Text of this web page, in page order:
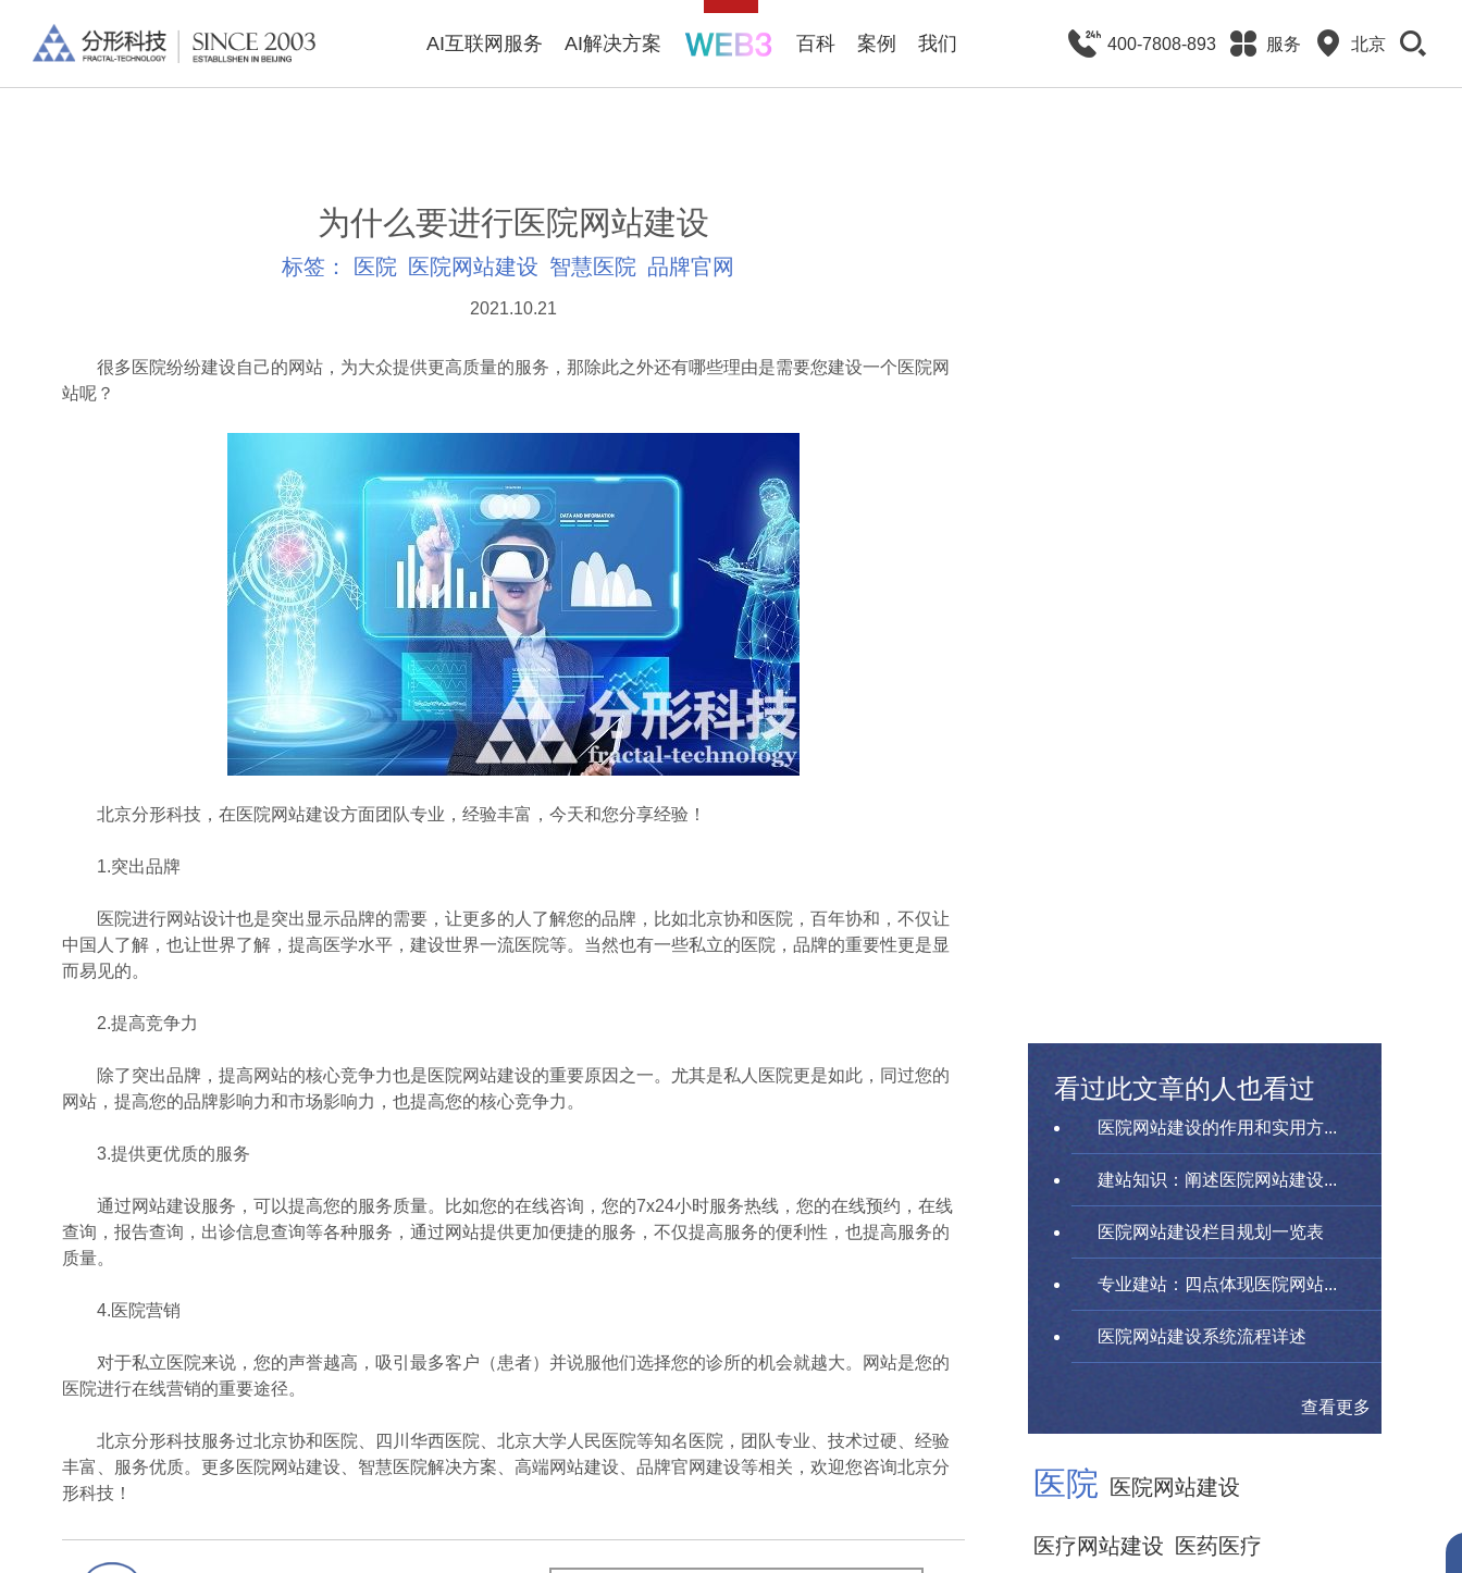
AI互联网服务 AI解决方案 百科 案例 我们 400-7808-893 服务 北京
为什么要进行医院网站建设
标签： 医院 医院网站建设 智慧医院 品牌官网
2021.10.21
很多医院纷纷建设自己的网站，为大众提供更高质量的服务，那除此之外还有哪些理由是需要您建设一个医院网
站呢？
北京分形科技，在医院网站建设方面团队专业，经验丰富，今天和您分享经验！
1.突出品牌
医院进行网站设计也是突出显示品牌的需要，让更多的人了解您的品牌，比如北京协和医院，百年协和，不仅让
中国人了解，也让世界了解，提高医学水平，建设世界一流医院等。当然也有一些私立的医院，品牌的重要性更是显
而易见的。
2.提高竞争力
除了突出品牌，提高网站的核心竞争力也是医院网站建设的重要原因之一。尤其是私人医院更是如此，同过您的
网站，提高您的品牌影响力和市场影响力，也提高您的核心竞争力。
3.提供更优质的服务
通过网站建设服务，可以提高您的服务质量。比如您的在线咨询，您的7x24小时服务热线，您的在线预约，在线
查询，报告查询，出诊信息查询等各种服务，通过网站提供更加便捷的服务，不仅提高服务的便利性，也提高服务的
质量。
4.医院营销
对于私立医院来说，您的声誉越高，吸引最多客户（患者）并说服他们选择您的诊所的机会就越大。网站是您的
医院进行在线营销的重要途径。
北京分形科技服务过北京协和医院、四川华西医院、北京大学人民医院等知名医院，团队专业、技术过硬、经验
丰富、服务优质。更多医院网站建设、智慧医院解决方案、高端网站建设、品牌官网建设等相关，欢迎您咨询北京分
形科技！
看过此文章的人也看过
医院网站建设的作用和实用方...
建站知识：阐述医院网站建设...
医院网站建设栏目规划一览表
专业建站：四点体现医院网站...
医院网站建设系统流程详述
查看更多
医院 医院网站建设
医疗网站建设 医药医疗